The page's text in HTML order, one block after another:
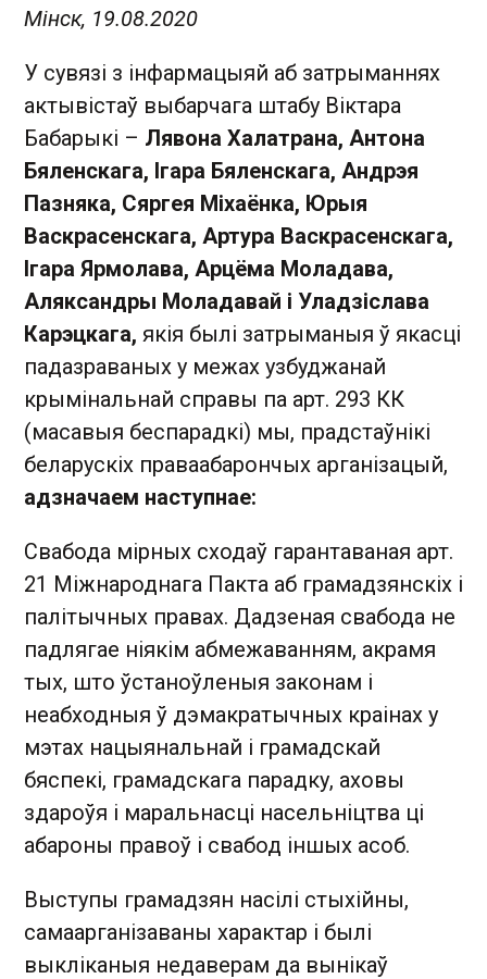
Мінск, 19.08.2020
У сувязі з інфармацыяй аб затрыманнях
актывістаў выбарчага штабу Віктара
Бабарыкі – Лявона Халатрана, Антона
Бяленскага, Ігара Бяленскага, Андрэя
Пазняка, Сяргея Міхаёнка, Юрыя
Васкрасенскага, Артура Васкрасенскага,
Ігара Ярмолава, Арцёма Моладава,
Аляксандры Моладавай і Уладзіслава
Карэцкага, якія былі затрыманыя ў якасці
падазраваных у межах узбуджанай
крымінальнай справы па арт. 293 КК
(масавыя беспарадкі) мы, прадстаўнікі
беларускіх праваабарончых арганізацый,
адзначаем наступнае:
Свабода мірных сходаў гарантаваная арт.
21 Міжнароднага Пакта аб грамадзянскіх і
палітычных правах. Дадзеная свабода не
падлягае ніякім абмежаванням, акрамя
тых, што ўстаноўленыя законам і
неабходныя ў дэмакратычных краінах у
мэтах нацыянальнай і грамадскай
бяспекі, грамадскага парадку, аховы
здароўя і маральнасці насельніцтва ці
абароны правоў і свабод іншых асоб.
Выступы грамадзян насілі стыхійны,
самаарганізаваны характар і былі
выкліканыя недаверам да вынікаў